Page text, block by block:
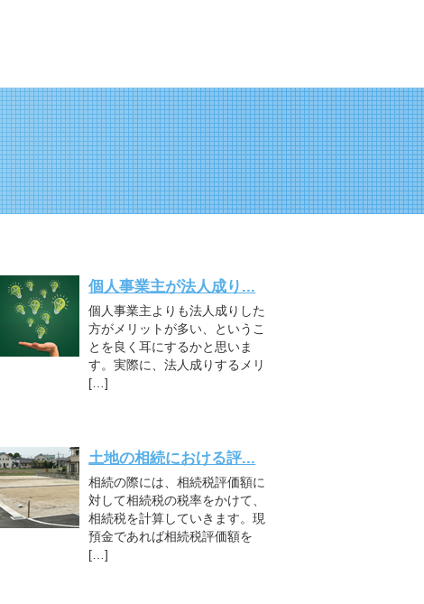
個人事業主が法人成り...
個人事業主よりも法人成りした
方がメリットが多い、というこ
とを良く耳にするかと思いま
す。実際に、法人成りするメリ
[…]
土地の相続における評...
相続の際には、相続税評価額に
対して相続税の税率をかけて、
相続税を計算していきます。現
預金であれば相続税評価額を
[…]